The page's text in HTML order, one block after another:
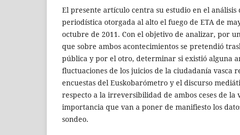
El presente artículo centra su estudio en el
periodística otorgada al alto el fuego de ETA de
octubre de 2011. Con el objetivo de analizar, por
que sobre ambos acontecimientos se pretendió
pública y por el otro, determinar si existió alguna
fluctuaciones de los juicios de la ciudadanía vasca
encuestas del Euskobarómetro y el discurso
respecto a la irreversibilidad de ambos ceses de la
importancia que van a poner de manifiesto los
sondeo.